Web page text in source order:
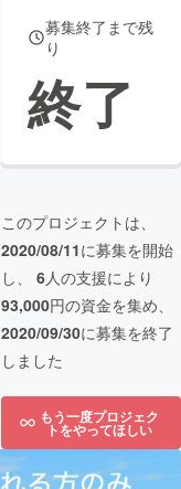
募集終了まで残
り
終了
このプロジェクトは、
2020/08/11に募集を開始
し、 6人の支援により
93,000円の資金を集め、
2020/09/30に募集を終了
しました
もう一度プロジェク
トをやってほしい